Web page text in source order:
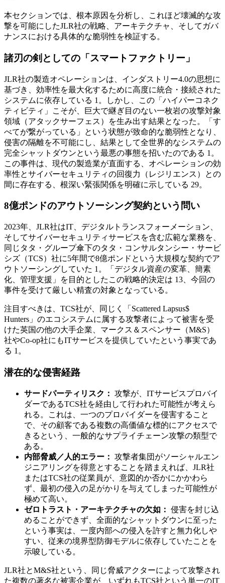
本セクションでは、根本原因を分析し、これほど壊滅的な攻
撃を可能にしたJLR社の戦略、アーキテクチャ、そしてガバ
ナンスにおける具体的な脆弱性を検証する。
諸刃の剣としての「スマートファクトリー」
JLR社の製造オペレーションは、インダストリー4.0の思想に
基づき、効率性を最大化するために高度に統合・接続された
システムに依存している 1。しかし、この「ハイパーコネク
ティビティ」こそが、巨大で継ぎ目のない一枚岩の攻撃対象
領域（アタックサーフェス）を生み出す結果となった。「す
べてが繋がっている」という状態が致命的な脆弱性となり、
侵害の隔離を不可能にし、結果として全世界的なシステムの
完全シャットダウンという最悪の事態を招いたのである 1。
この事件は、現代の製造業が直面する、オペレーションの効
率性とサイバーセキュリティの回復力（レジリエンス）との
間に存在する、根深い緊張関係を明確に示している 29。
8億ポンドのアウトソーシング契約という問い
2023年、JLR社はIT、デジタルトランスフォーメーション、
そしてサイバーセキュリティサービスを含む広範な業務を、
同じタタ・グループ傘下のタタ・コンサルタンシー・サービ
シズ（TCS）社に5年間で8億ポンドという大規模な契約でア
ウトソーシングしていた 1。「デジタル資産の変革、簡素
化、管理支援」を目的としたこの戦略的決定は 13、今回の
事件を受けて厳しい精査の対象となっている。
注目すべきは、TCS社が、同じく「Scattered Lapsus$
Hunters」のエコシステムに属する攻撃者によって被害を受
けた英国の他の大手企業、マークス＆スペンサー（M&S）
社やCo-op社にもITサービスを提供していたという事実であ
る 1。
潜在的な侵害経路
サードパーティリスク： 攻撃が、ITサービスプロバイ
ダーであるTCS社を経由して行われた可能性が考えら
れる。これは、一つのプロバイダーを侵害すること
で、その顧客である複数の高価値な標的にアクセスで
きるという、一般的なサプライチェーン攻撃の類型で
ある。
内部脅威／人的エラー： 攻撃者集団がソーシャルエン
ジニアリングを得意とすることを踏まえれば、JLR社
またはTCS社の従業員が、意図的か否かにかかわら
ず、最初の侵入の足がかりを与えてしまった可能性が
極めて高い。
ゼロトラスト・アーキテクチャの欠如： 侵害を封じ込
めることができず、全面的なシャットダウンに至った
という事実は、一度内部への侵入を許すと無力化しや
すい、従来の境界型防御モデルに依存していたことを
示唆している。
JLR社とM&S社という、同じ脅威アクターによって攻撃され
た複数の著名な被害企業が、いずれもTCS社という単一のIT